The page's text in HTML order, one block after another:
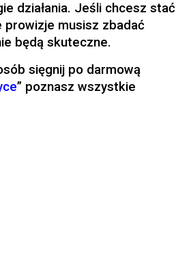
działania. Jeśli chcesz stać
prowizje musisz zbadać
będą skuteczne.
sięgnij po darmową
” poznasz wszystkie